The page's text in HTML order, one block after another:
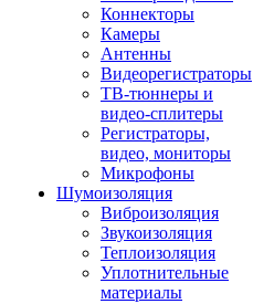
Коннекторы
Камеры
Антенны
Видеорегистраторы
ТВ-тюннеры и
видео-сплитеры
Регистраторы,
видео, мониторы
Микрофоны
Шумоизоляция
Виброизоляция
Звукоизоляция
Теплоизоляция
Уплотнительные
материалы